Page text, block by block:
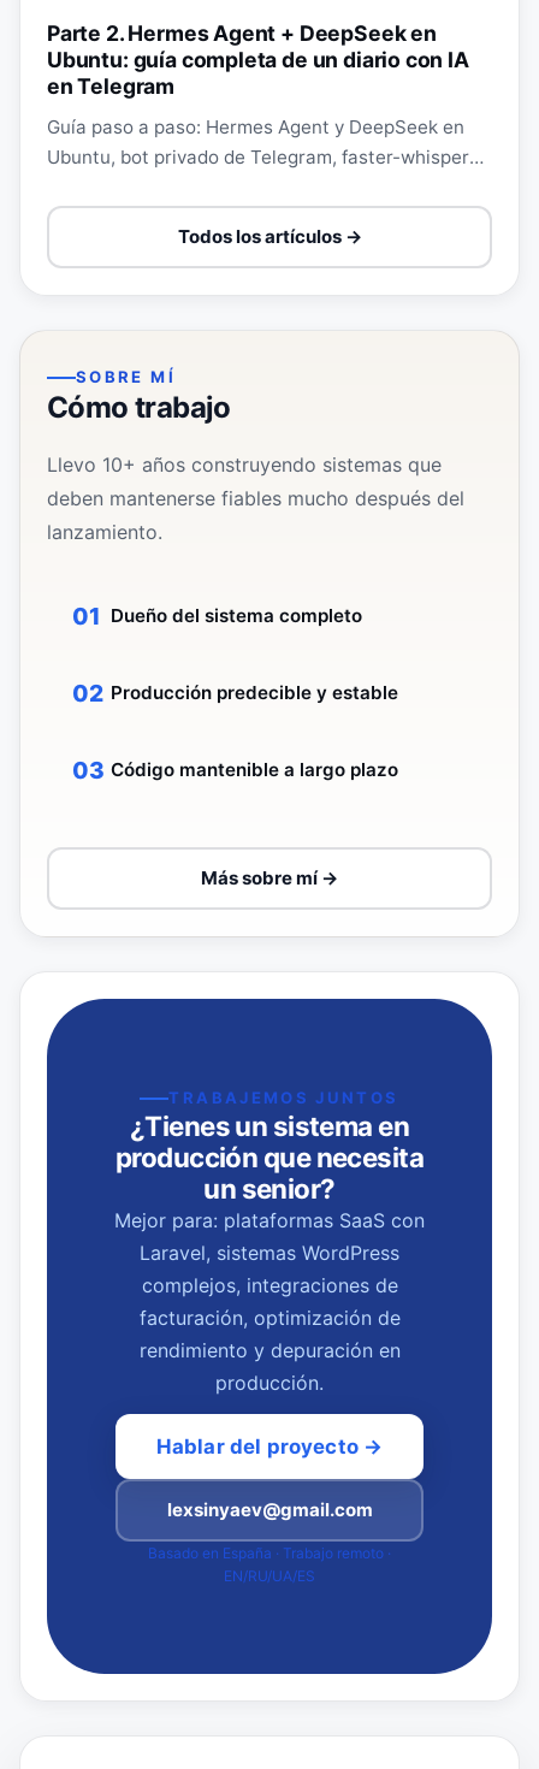
Parte 2. Hermes Agent + DeepSeek en
Ubuntu: guía completa de un diario con IA
en Telegram
Guía paso a paso: Hermes Agent y DeepSeek en
Ubuntu, bot privado de Telegram, faster-whisper
diario.
Todos los artículos →
SOBRE MÍ
Cómo trabajo
Llevo 10+ años construyendo sistemas que
deben mantenerse fiables mucho después del
lanzamiento.
Dueño del sistema completo
Producción predecible y estable
Código mantenible a largo plazo
Más sobre mí →
TRABAJEMOS JUNTOS
¿Tienes un sistema en
producción que necesita
un senior?
Mejor para: plataformas SaaS con
Laravel, sistemas WordPress
complejos, integraciones de
facturación, optimización de
rendimiento y depuración en
producción.
Hablar del proyecto →
lexsinyaev@gmail.com
Basado en España · Trabajo remoto ·
EN/RU/UA/ES